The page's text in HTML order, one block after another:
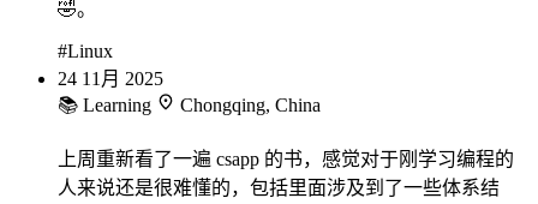
🤣。
#Linux
24 11月 2025
📚 Learning
Chongqing, China
上周重新看了一遍 csapp 的书，感觉对于刚学习编程的
人来说还是很难懂的，包括里面涉及到了一些体系结